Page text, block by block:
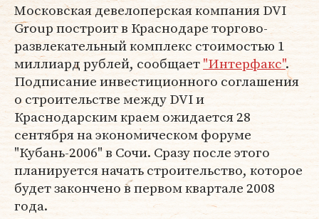
Московская девелоперская компания DVI
Group построит в Краснодаре торгово-
развлекательный комплекс стоимостью 1
миллиард рублей, сообщает"Интерфакс".
Подписание инвестиционного соглашения
о строительстве между DVI и
Краснодарским краем ожидается 28
сентября на экономическом форуме
"Кубань-2006" в Сочи. Сразу после этого
планируется начать строительство, которое
будет закончено в первом квартале 2008
года.